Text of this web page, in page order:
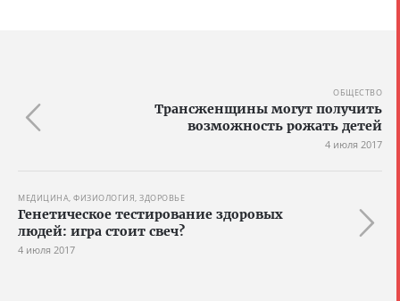
ОБЩЕСТВО
Трансженщины могут получить
возможность рожать детей
4 июля 2017
МЕДИЦИНА, ФИЗИОЛОГИЯ, ЗДОРОВЬЕ
Генетическое тестирование здоровых
людей: игра стоит свеч?
4 июля 2017